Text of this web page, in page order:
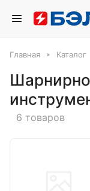
Главная Каталог
6 товаров